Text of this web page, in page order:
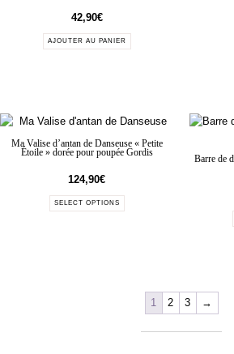
42,90€
AJOUTER AU PANIER
Ma Valise d’antan de Danseuse « Petite
Étoile » dorée pour poupée Gordis
124,90€
SELECT OPTIONS
Barre de
1 2 3 →